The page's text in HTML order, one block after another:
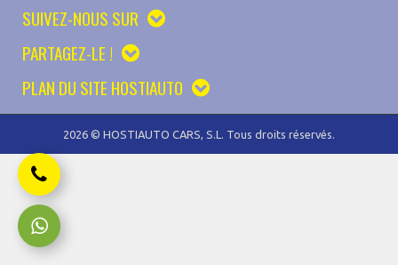
SUIVEZ-NOUS SUR
PARTAGEZ-LE !
PLAN DU SITE HOSTIAUTO
2026 © HOSTIAUTO CARS, S.L. Tous droits réservés.